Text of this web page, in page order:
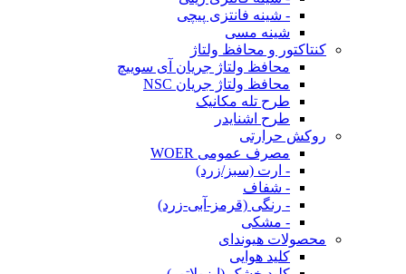
- شینه فانتزی پیچی
شینه مسی
کنتاکتور و محافظ ولتاژ
محافظ ولتاژ جریان آی سوییچ
محافظ ولتاژ جریان NSC
طرح تله مکانیک
طرح اشنایدر
روکش حرارتی
مصرف عمومی WOER
- ارت (سبز/زرد)
- شفاف
- رنگی (قرمز-آبی-زرد)
- مشکی
محصولات هیوندای
کلید هوایی